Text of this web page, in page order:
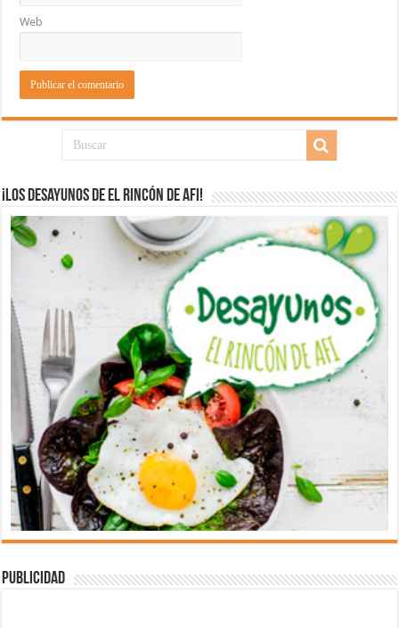
Web
¡Los desayunos de El Rincón de Afi!
Publicidad